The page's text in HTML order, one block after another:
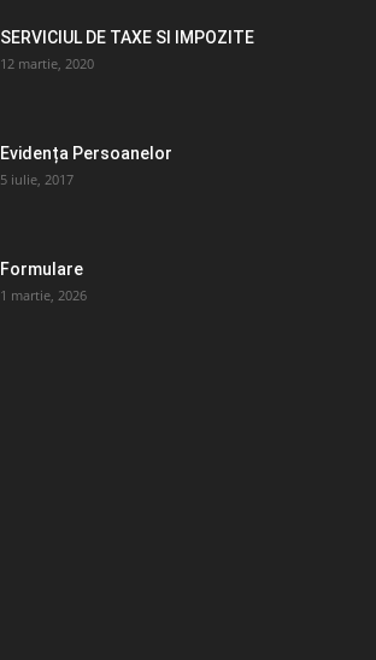
SERVICIUL DE TAXE SI IMPOZITE
12 martie, 2020
Evidența Persoanelor
5 iulie, 2017
Formulare
1 martie, 2026